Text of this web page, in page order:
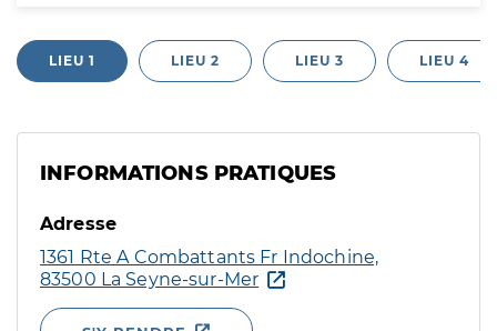
LIEU 1 LIEU 2 LIEU 3 LIEU 4
INFORMATIONS PRATIQUES
Adresse
1361 Rte A Combattants Fr Indochine,
83500 La Seyne-sur-Mer